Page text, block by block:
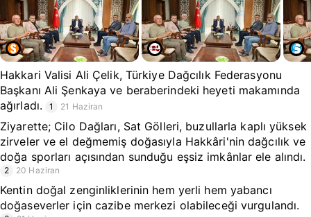
Hakkari Valisi Ali Çelik, Türkiye Dağcılık Federasyonu
Başkanı Ali Şenkaya ve beraberindeki heyeti makamında
ağırladı.
1 21 Haziran
Ziyarette; Cilo Dağları, Sat Gölleri, buzullarla kaplı yüksek
zirveler ve el değmemiş doğasıyla Hakkâri'nin dağcılık ve
doğa sporları açısından sunduğu eşsiz imkânlar ele alındı.
2 20 Haziran
Kentin doğal zenginliklerinin hem yerli hem yabancı
doğaseverler için cazibe merkezi olabileceği vurgulandı.